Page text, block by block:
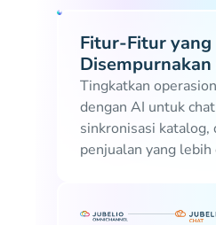
Fitur-Fitur yang
Tingkatkan
dengan AI untuk
sinkronisasi katalog,
penjualan yang lebih